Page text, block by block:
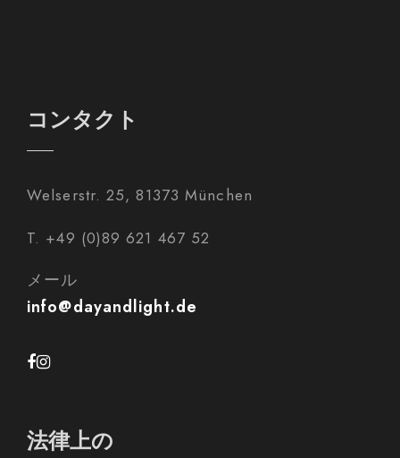
コンタクト
Welserstr. 25, 81373 München
T. +49 (0)89 621 467 52
メール
info@dayandlight.de
法律上の